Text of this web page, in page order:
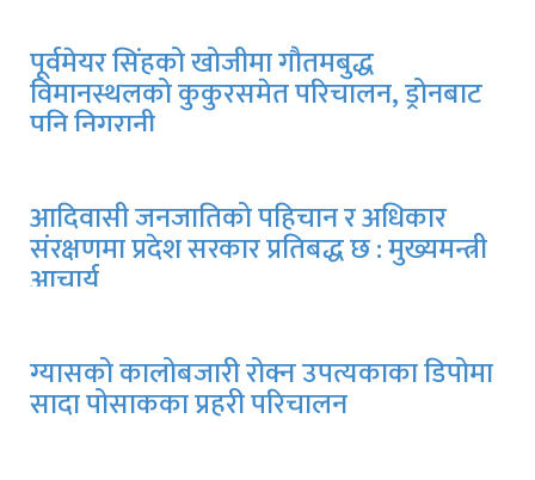
पूर्वमेयर सिंहको खोजीमा गौतमबुद्ध
विमानस्थलको कुकुरसमेत परिचालन, ड्रोनबाट
पनि निगरानी
आदिवासी जनजातिको पहिचान र अधिकार
संरक्षणमा प्रदेश सरकार प्रतिबद्ध छ : मुख्यमन्त्री
आचार्य
ग्यासको कालोबजारी रोक्न उपत्यकाका डिपोमा
सादा पोसाकका प्रहरी परिचालन